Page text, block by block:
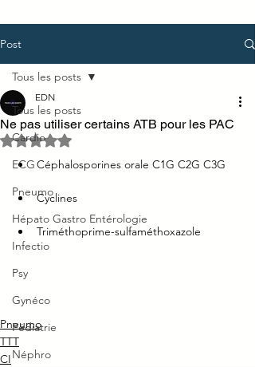
Post
Tous les posts
Cardio
ECG
Pneumo
Hépato Gastro Entérologie
Infectio
Psy
Gynéco
Pédiatrie
Néphro
Tous les posts
Ne pas utiliser certains ATB pour les PAC
EDN
Noté NaN étoiles sur 5.
Céphalosporines orale C1G C2G C3G
Cyclines
Triméthoprime-sulfaméthoxazole
Pneumo
TTT
CI